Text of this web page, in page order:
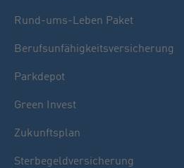
Rund-ums-Leben Paket
Berufsunfähigkeitsversicherung
Parkdepot
Green Invest
Zukunftsplan
Sterbegeldversicherung